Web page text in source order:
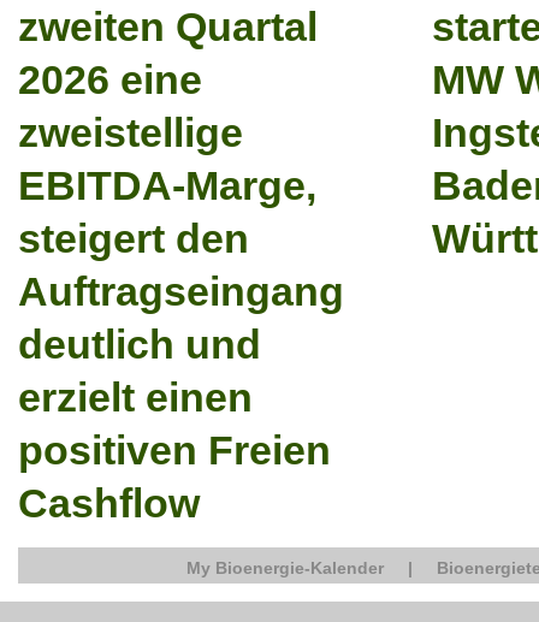
zweiten Quartal
2026 eine
zweistellige
EBITDA-Marge,
steigert den
Auftragseingang
deutlich und
erzielt einen
positiven Freien
Cashflow
MW
My Bioenergie-Kalender |